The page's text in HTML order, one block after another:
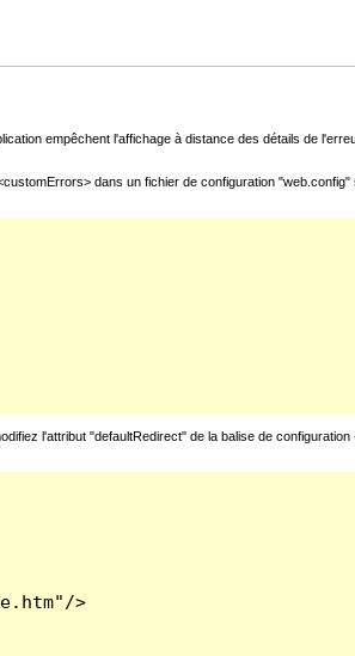
empêchent l'affichage à distance des détails de
dans un fichier de configuration
l'attribut "defaultRedirect" de la balise de
>